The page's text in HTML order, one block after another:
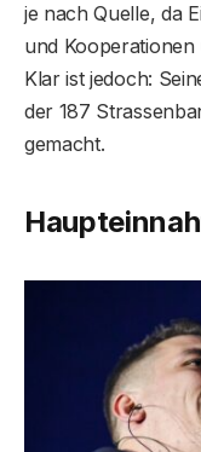
je nach Quelle, da
und
Klar ist jedoch:
der 187
gemacht.